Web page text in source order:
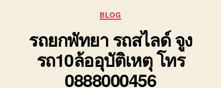
0640711613,
Categories
BLOG
รถยกพัทยา รถสไลด์ จูง
รถ10ล้ออุบัติเหตุ โทร
0888000456